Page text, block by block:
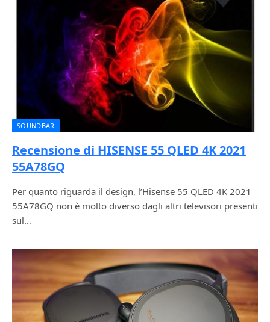
SOUNDBAR
Recensione di HISENSE 55 QLED 4K 2021
55A78GQ
Per quanto riguarda il design, l’Hisense 55 QLED 4K 2021
55A78GQ non è molto diverso dagli altri televisori presenti
sul…